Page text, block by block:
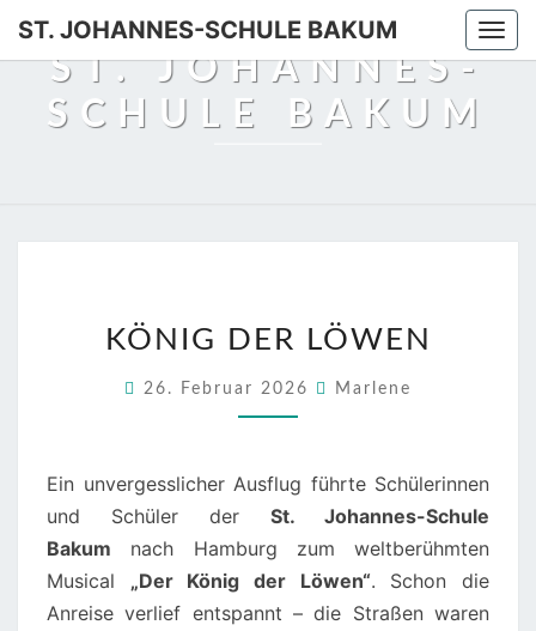
Skip
content
ST. JOHANNES-SCHULE BAKUM
ST. JOHANNES-
SCHULE BAKUM
DER
LÖWEN
KÖNIG DER LÖWEN
26. Februar 2026 Marlene
Ein unvergesslicher Ausflug führte Schülerinnen
und Schüler der St. Johannes-Schule
Bakum nach Hamburg zum weltberühmten
Musical „Der König der Löwen“. Schon die
Anreise verlief entspannt – die Straßen waren